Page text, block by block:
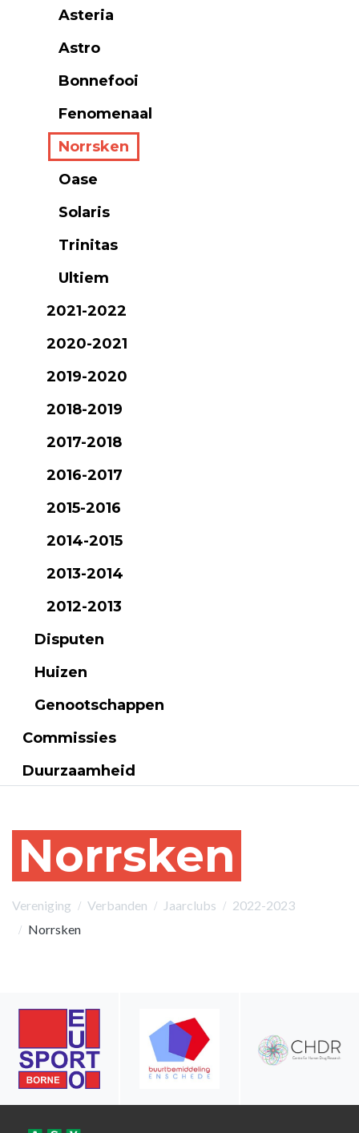
Asteria
Astro
Bonnefooi
Fenomenaal
Norrsken
Oase
Solaris
Trinitas
Ultiem
2021-2022
2020-2021
2019-2020
2018-2019
2017-2018
2016-2017
2015-2016
2014-2015
2013-2014
2012-2013
Disputen
Huizen
Genootschappen
Commissies
Duurzaamheid
Norrsken
Vereniging Verbanden Jaarclubs
2022-2023
Norrsken